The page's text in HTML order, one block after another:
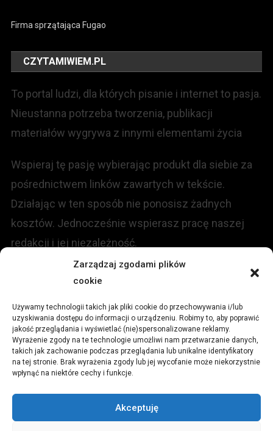
Zarządzaj zgodami plików
cookie
Używamy technologii takich jak pliki cookie do przechowywania i/lub
uzyskiwania dostępu do informacji o urządzeniu. Robimy to, aby poprawić
jakość przeglądania i wyświetlać (nie)spersonalizowane reklamy.
Wyrażenie zgody na te technologie umożliwi nam przetwarzanie danych,
takich jak zachowanie podczas przeglądania lub unikalne identyfikatory
na tej stronie. Brak wyrażenia zgody lub jej wycofanie może niekorzystnie
wpłynąć na niektóre cechy i funkcje.
Akceptuję
Firma sprzątająca Fugao
CZYTAMIWIEM.PL
To portal ludzi, dla których pisanie i internet to pasja.
Nieustanna potrzeba tworzenia, publikacji
materiałów wygrywa z innymi elementami życia
Wspieraj tę pasję wybierając produkt dla siebie za
pośrednictwem linków zawartych w tekście.
Działając w ten sposób nie ponosisz żadnych
kosztów. Jednocześnie wspierasz pracę naszej
redakcji i jej niezależność.
Redakcja portalu:
ul.Stara 13, 42-600 Tarnowskie Góry
TEL:+48 509 547 822
redakcja@czytamiwiem.pl